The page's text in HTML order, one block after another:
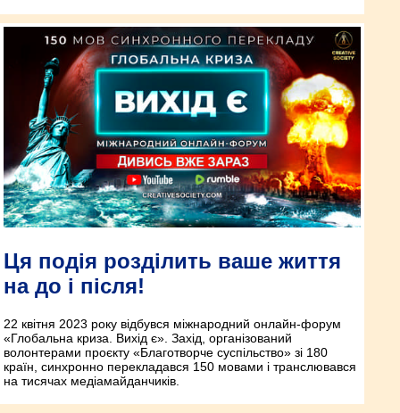
Ця подія розділить ваше життя
на до і після!
22 квітня 2023 року відбувся міжнародний онлайн-форум
«Глобальна криза. Вихід є». Захід, організований
волонтерами проєкту «Благотворче суспільство» зі 180
країн, синхронно перекладався 150 мовами і транслювався
на тисячах медіамайданчиків.